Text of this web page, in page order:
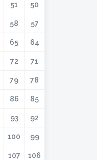
50
51
57
58
64
65
71
72
78
79
85
86
92
93
99
100
106
107